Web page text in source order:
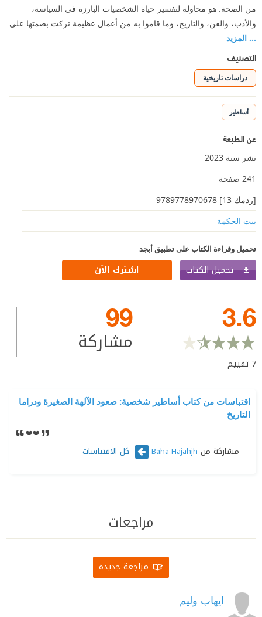
من الصحة. هو محاولة لتفسير حياة الشخصيات البارزة في السياسة،
والأدب، والفن، والتاريخ، وما قاموا به من أعمال عظيمة تركت بصمتها على
... المزيد
التصنيف
دراسات تاريخية
أساطير
عن الطبعة
نشر سنة 2023
241 صفحة
[ردمك 13] 9789778970678
بيت الحكمة
تحميل وقراءة الكتاب على تطبيق أبجد
تحميل الكتاب اشترك الآن
3.6
7 تقييم
99
مشاركة
اقتباسات من كتاب أساطير شخصية: صعود الآلهة الصغيرة ودراما
التاريخ
❤️❤️
مشاركة من Baha Hajahjh كل الاقتباسات
مراجعات
مراجعة جديدة
ايهاب وليم